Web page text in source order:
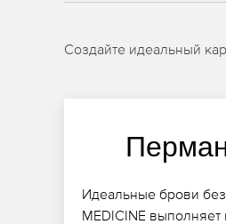
Создайте идеальный
Идеальные брови
MEDICINE